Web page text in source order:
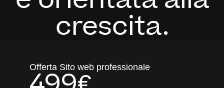
crescita.
Offerta Sito web professionale